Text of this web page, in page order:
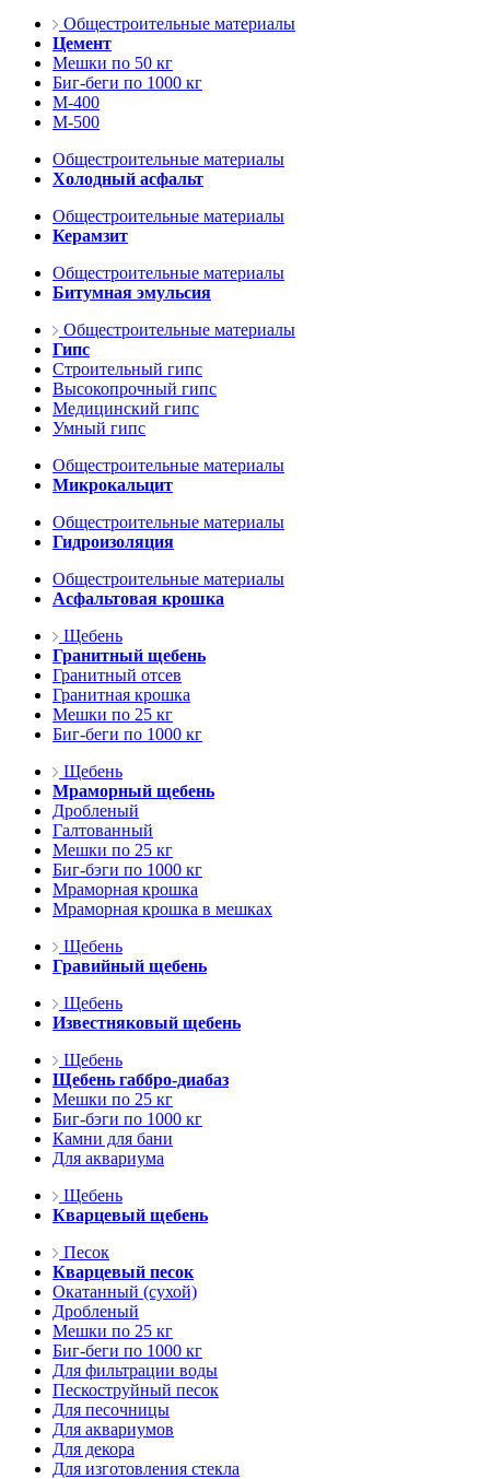
Общестроительные материалы
Цемент
Мешки по 50 кг
Биг-беги по 1000 кг
М-400
М-500
Общестроительные материалы
Холодный асфальт
Общестроительные материалы
Керамзит
Общестроительные материалы
Битумная эмульсия
Общестроительные материалы
Гипс
Строительный гипс
Высокопрочный гипс
Медицинский гипс
Умный гипс
Общестроительные материалы
Микрокальцит
Общестроительные материалы
Гидроизоляция
Общестроительные материалы
Асфальтовая крошка
Щебень
Гранитный щебень
Гранитный отсев
Гранитная крошка
Мешки по 25 кг
Биг-беги по 1000 кг
Щебень
Мраморный щебень
Дробленый
Галтованный
Мешки по 25 кг
Биг-бэги по 1000 кг
Мраморная крошка
Мраморная крошка в мешках
Щебень
Гравийный щебень
Щебень
Известняковый щебень
Щебень
Щебень габбро-диабаз
Мешки по 25 кг
Биг-бэги по 1000 кг
Камни для бани
Для аквариума
Щебень
Кварцевый щебень
Песок
Кварцевый песок
Окатанный (сухой)
Дробленый
Мешки по 25 кг
Биг-беги по 1000 кг
Для фильтрации воды
Пескоструйный песок
Для песочницы
Для аквариумов
Для декора
Для изготовления стекла